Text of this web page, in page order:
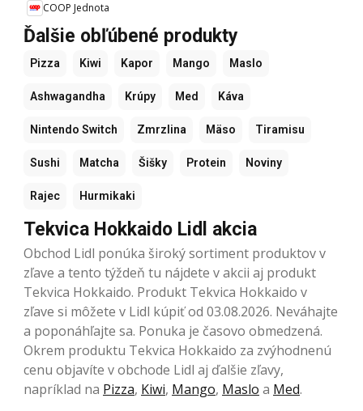
COOP Jednota
Ďalšie obľúbené produkty
Pizza Kiwi Kapor Mango Maslo
Ashwagandha Krúpy Med Káva
Nintendo Switch Zmrzlina Mäso Tiramisu
Sushi Matcha Šišky Protein Noviny
Rajec Hurmikaki
Tekvica Hokkaido Lidl akcia
Obchod Lidl ponúka široký sortiment produktov v
zľave a tento týždeň tu nájdete v akcii aj produkt
Tekvica Hokkaido. Produkt Tekvica Hokkaido v
zľave si môžete v Lidl kúpiť od 03.08.2026. Neváhajte
a poponáhľajte sa. Ponuka je časovo obmedzená.
Okrem produktu Tekvica Hokkaido za zvýhodnenú
cenu objavíte v obchode Lidl aj ďalšie zľavy,
napríklad na Pizza, Kiwi, Mango, Maslo a Med.